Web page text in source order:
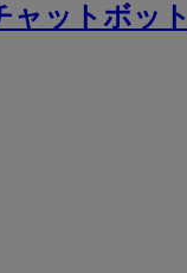
ャットボット